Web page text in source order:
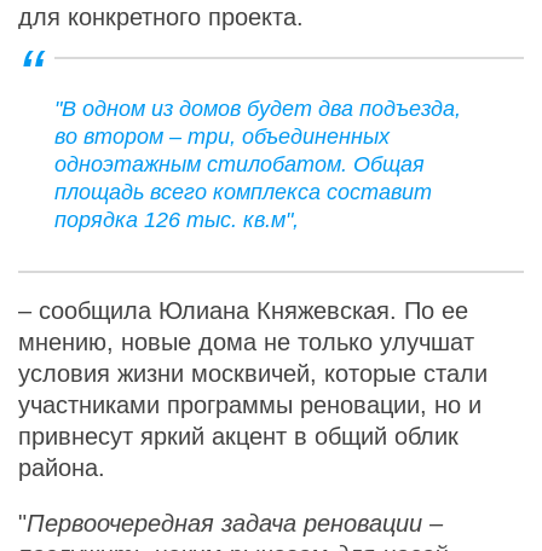
для конкретного проекта.
"В одном из домов будет два подъезда,
во втором – три, объединенных
одноэтажным стилобатом. Общая
площадь всего комплекса составит
порядка 126 тыс. кв.м",
– сообщила Юлиана Княжевская. По ее
мнению, новые дома не только улучшат
условия жизни москвичей, которые стали
участниками программы реновации, но и
привнесут яркий акцент в общий облик
района.
"Первоочередная задача реновации –